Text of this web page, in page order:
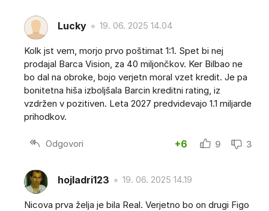
Lucky 19. 06. 2025 14.04
Kolk jst vem, morjo prvo poštimat 1:1. Spet bi nej
prodajal Barca Vision, za 40 miljončkov. Ker Bilbao ne
bo dal na obroke, bojo verjetn moral vzet kredit. Je pa
bonitetna hiša izboljšala Barcin kreditni rating, iz
vzdržen v pozitiven. Leta 2027 predvidevajo 1.1 miljarde
prihodkov.
Odgovori +6 9 3
hojladri123 19. 06. 2025 14.19
Nicova prva želja je bila Real. Verjetno bo on drugi Figo